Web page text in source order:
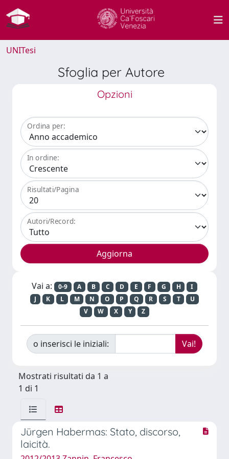
UNITesi
Sfoglia per Autore
Opzioni
Ordina per:
In ordine:
Risultati/Pagina
Autori/Record:
Vai a: 0-9 A B C D E F G H
I
J
K L M N O P Q R S T
U
V
W X Y Z
o inserisci le iniziali:
Mostrati risultati da 1 a
1 di 1
Jürgen Habermas: Stato, discorso,
laicità.